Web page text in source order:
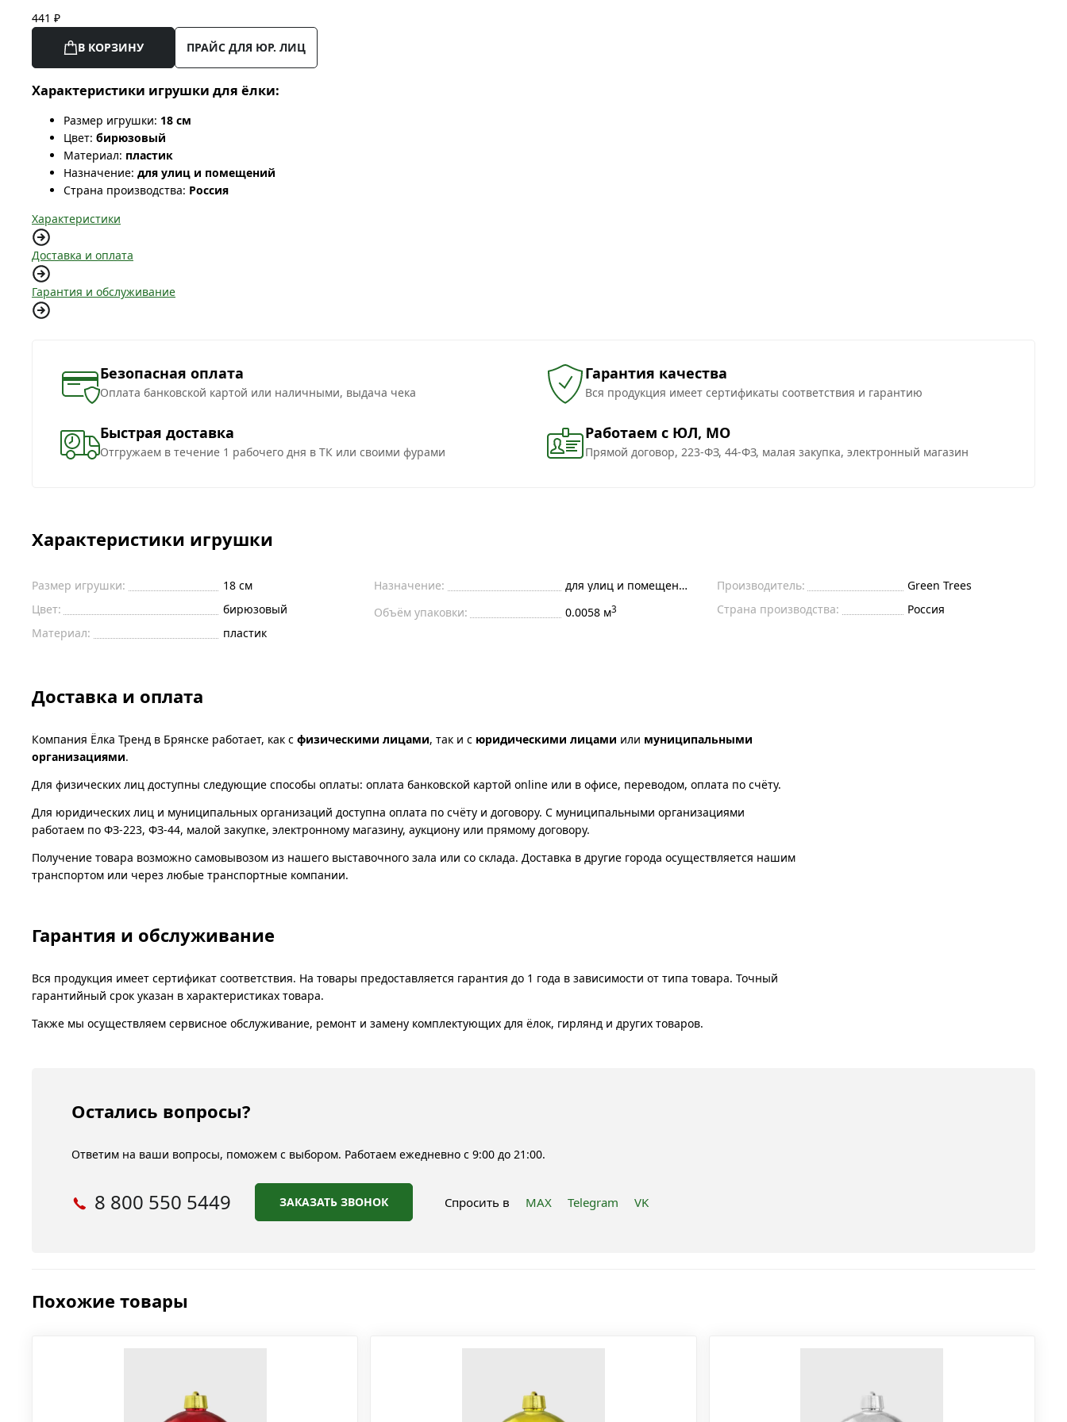
441 ₽
В КОРЗИНУ
ПРАЙС ДЛЯ ЮР. ЛИЦ
Характеристики игрушки для ёлки:
Размер игрушки: 18 см
Цвет: бирюзовый
Материал: пластик
Назначение: для улиц и помещений
Страна производства: Россия
Характеристики
Доставка и оплата
Гарантия и обслуживание
Безопасная оплата
Оплата банковской картой или наличными, выдача чека
Гарантия качества
Вся продукция имеет сертификаты соответствия и гарантию
Быстрая доставка
Отгружаем в течение 1 рабочего дня в ТК или своими фурами
Работаем с ЮЛ, МО
Прямой договор, 223-ФЗ, 44-ФЗ, малая закупка, электронный магазин
Характеристики игрушки
Размер игрушки:
18 см
Цвет:
бирюзовый
Материал:
пластик
Назначение:
для улиц и помещений
Объём упаковки:
0.0058 м3
Производитель:
Green Trees
Страна производства:
Россия
Доставка и оплата
Компания Ёлка Тренд в Брянске работает, как с физическими лицами, так и с юридическими лицами или муниципальными
организациями.
Для физических лиц доступны следующие способы оплаты: оплата банковской картой online или в офисе, переводом, оплата по счёту.
Для юридических лиц и муниципальных организаций доступна оплата по счёту и договору. С муниципальными организациями
работаем по ФЗ-223, ФЗ-44, малой закупке, электронному магазину, аукциону или прямому договору.
Получение товара возможно самовывозом из нашего выставочного зала или со склада. Доставка в другие города осуществляется нашим
транспортом или через любые транспортные компании.
Гарантия и обслуживание
Вся продукция имеет сертификат соответствия. На товары предоставляется гарантия до 1 года в зависимости от типа товара. Точный
гарантийный срок указан в характеристиках товара.
Также мы осуществляем сервисное обслуживание, ремонт и замену комплектующих для ёлок, гирлянд и других товаров.
Остались вопросы?
Ответим на ваши вопросы, поможем с выбором. Работаем ежедневно с 9:00 до 21:00.
8 800 550 5449 ЗАКАЗАТЬ ЗВОНОК Спросить в MAX Telegram VK
Похожие товары